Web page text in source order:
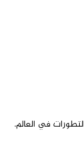
في العالم.